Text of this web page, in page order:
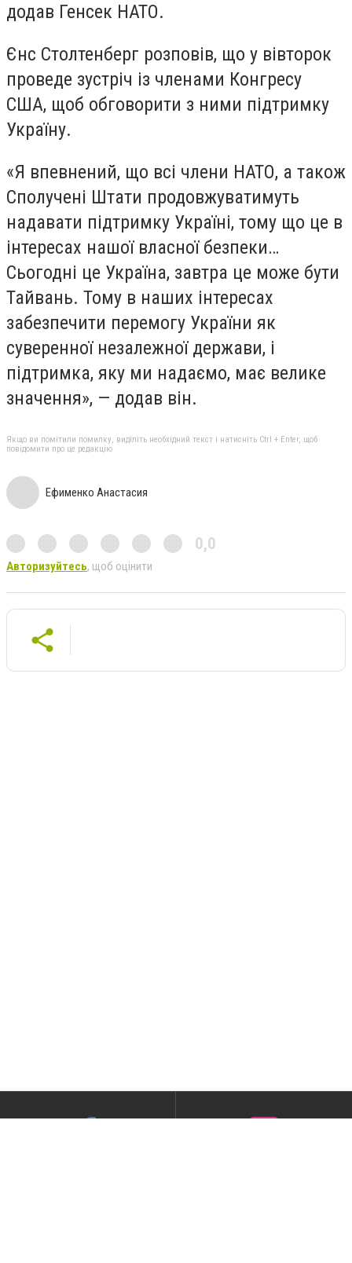
додав Генсек НАТО.
Єнс Столтенберг розповів, що у вівторок
проведе зустріч із членами Конгресу
США, щоб обговорити з ними підтримку
Україну.
«Я впевнений, що всі члени НАТО, а також
Сполучені Штати продовжуватимуть
надавати підтримку Україні, тому що це в
інтересах нашої власної безпеки…
Сьогодні це Україна, завтра це може бути
Тайвань. Тому в наших інтересах
забезпечити перемогу України як
суверенної незалежної держави, і
підтримка, яку ми надаємо, має велике
значення», — додав він.
Якщо ви помітили помилку, виділіть необхідний текст і натисніть Ctrl + Enter, щоб
повідомити про це редакцію
Ефименко Анастасия
0,0
Авторизуйтесь, щоб оцінити